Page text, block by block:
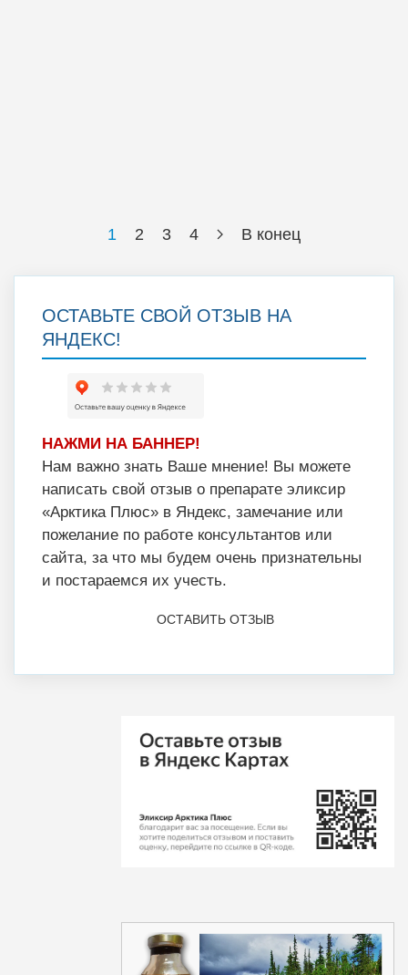
1 2 3 4 В конец
ОСТАВЬТЕ СВОЙ ОТЗЫВ НА
ЯНДЕКС!
НАЖМИ НА БАННЕР!
Нам важно знать Ваше мнение! Вы можете
написать свой отзыв о препарате эликсир
«Арктика Плюс» в Яндекс, замечание или
пожелание по работе консультантов или
сайта, за что мы будем очень признательны
и постараемся их учесть.
ОСТАВИТЬ ОТЗЫВ